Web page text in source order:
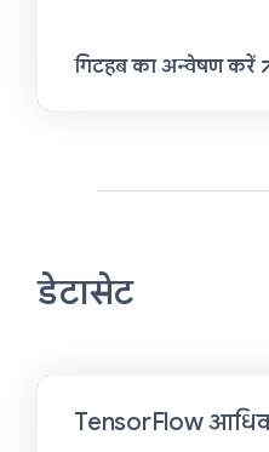
गिटहब का अन्वेषण करें
डेटासेट
TensorFlow